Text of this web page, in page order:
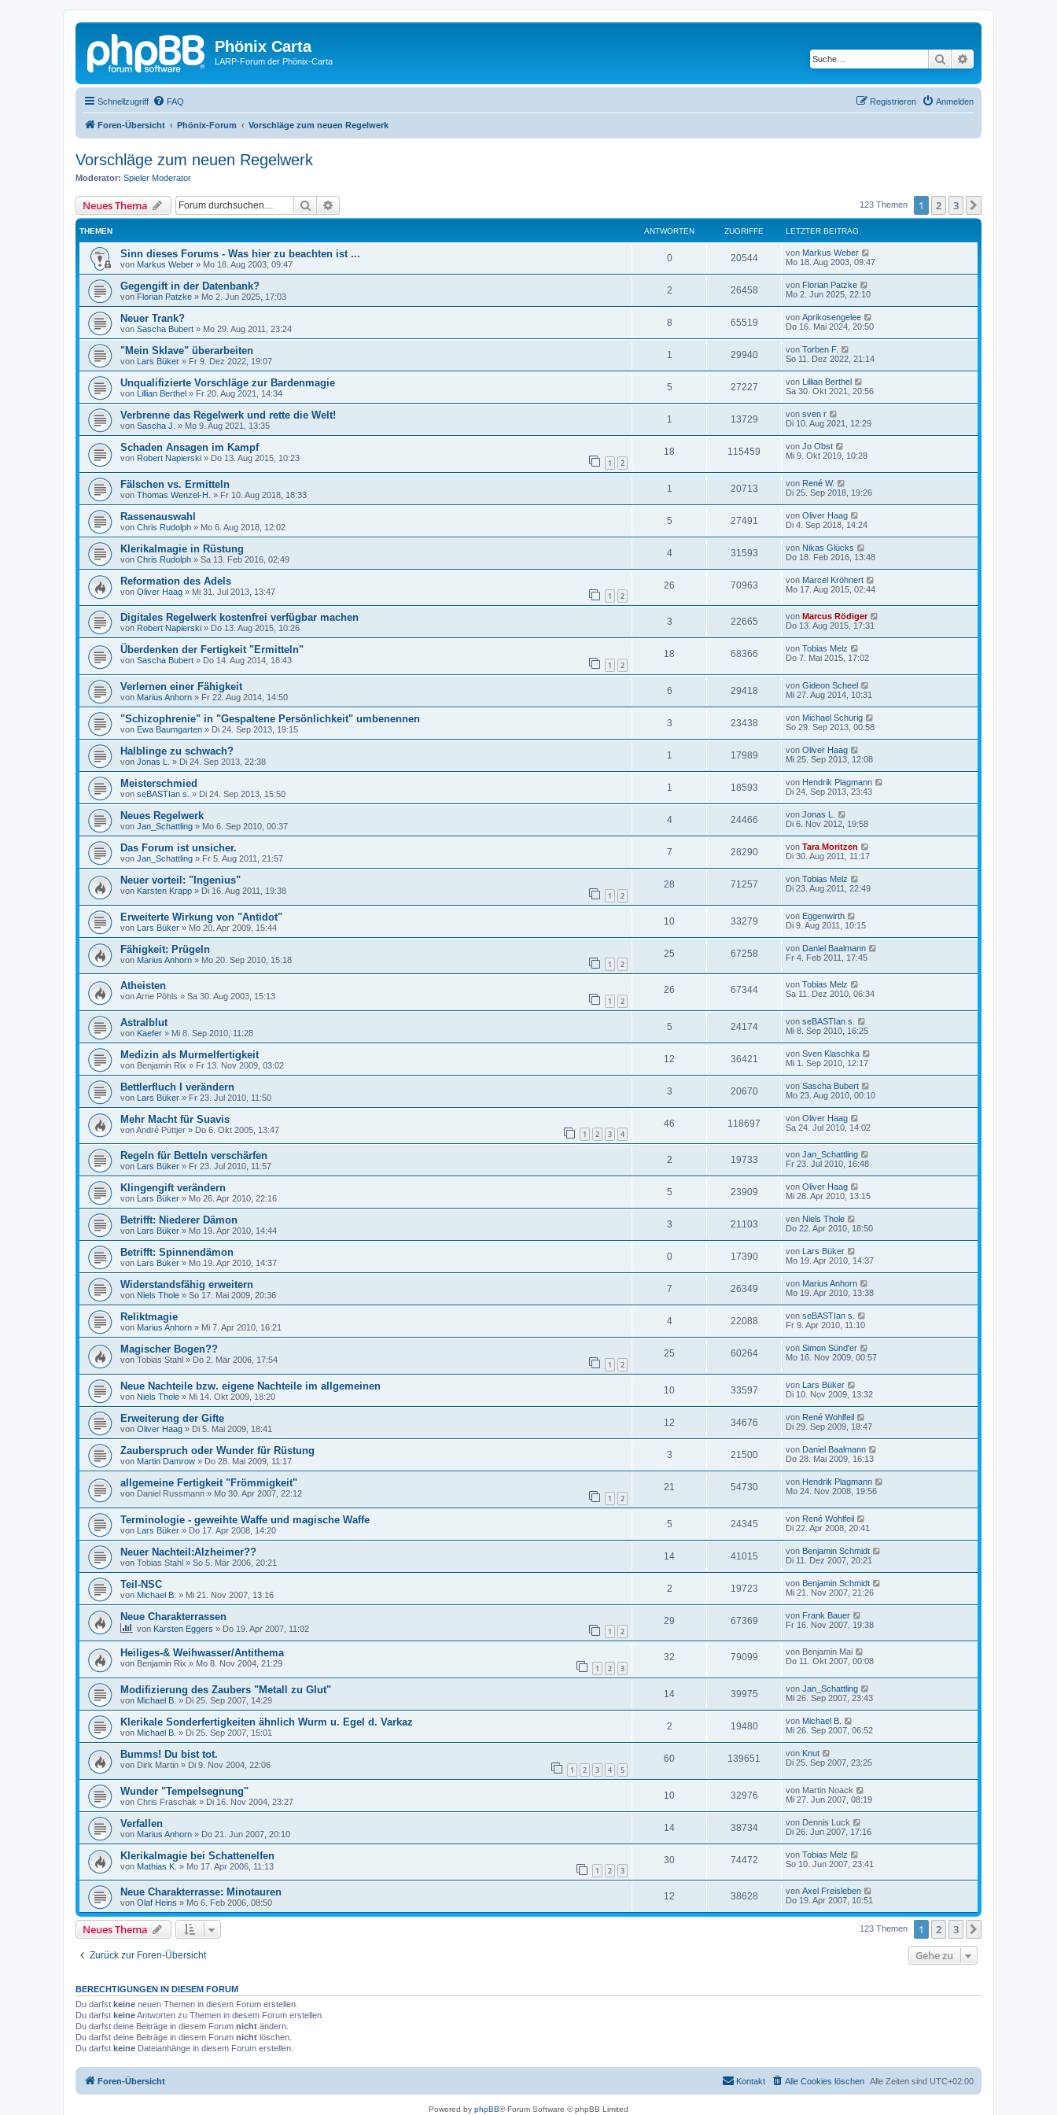
Phönix Carta
LARP-Forum der Phönix-Carta Suche
Schnellzugriff FAQ Anmelden
Registrieren
Foren-Übersicht Phönix-Forum Vorschläge zum neuen Regelwerk
Vorschläge zum neuen Regelwerk
Moderator: Spieler Moderator
Neues Thema Suche 123 Themen 1 2 3
THEMEN ANTWORTEN ZUGRIFFE LETZTER BEITRAG
Sinn dieses Forums - Was hier zu beachten ist ...
von Markus Weber » Mo 18. Aug 2003, 09:47
0 20544 von Markus Weber
Mo 18. Aug 2003, 09:47
Gegengift in der Datenbank?
von Florian Patzke » Mo 2. Jun 2025, 17:03
2 26458 von Florian Patzke
Mo 2. Jun 2025, 22:10
Neuer Trank?
von Sascha Bubert » Mo 29. Aug 2011, 23:24
8 65519 von Aprikosengelee
Do 16. Mai 2024, 20:50
"Mein Sklave" überarbeiten
von Lars Büker » Fr 9. Dez 2022, 19:07
1 29940 von Torben F.
So 11. Dez 2022, 21:14
Unqualifizierte Vorschläge zur Bardenmagie
von Lillian Berthel » Fr 20. Aug 2021, 14:34
5 27227 von Lillian Berthel
Sa 30. Okt 2021, 20:56
Verbrenne das Regelwerk und rette die Welt!
von Sascha J. » Mo 9. Aug 2021, 13:35
1 13729 von sven r
Di 10. Aug 2021, 12:29
Schaden Ansagen im Kampf
von Robert Napierski » Do 13. Aug 2015, 10:23 1 2
18 115459 von Jo Obst
Mi 9. Okt 2019, 10:28
Fälschen vs. Ermitteln
von Thomas Wenzel-H. » Fr 10. Aug 2018, 18:33
1 20713 von René W.
Di 25. Sep 2018, 19:26
Rassenauswahl
von Chris Rudolph » Mo 6. Aug 2018, 12:02
5 27491 von Oliver Haag
Di 4. Sep 2018, 14:24
Klerikalmagie in Rüstung
von Chris Rudolph » Sa 13. Feb 2016, 02:49
4 31593 von Nikas Glücks
Do 18. Feb 2016, 13:48
Reformation des Adels
von Oliver Haag » Mi 31. Jul 2013, 13:47 1 2
26 70963 von Marcel Kröhnert
Mo 17. Aug 2015, 02:44
Digitales Regelwerk kostenfrei verfügbar machen
von Robert Napierski » Do 13. Aug 2015, 10:26
3 22665 von Marcus Rödiger
Do 13. Aug 2015, 17:31
Überdenken der Fertigkeit "Ermitteln"
von Sascha Bubert » Do 14. Aug 2014, 18:43 1 2
18 68366 von Tobias Melz
Do 7. Mai 2015, 17:02
Verlernen einer Fähigkeit
von Marius Anhorn » Fr 22. Aug 2014, 14:50
6 29418 von Gideon Scheel
Mi 27. Aug 2014, 10:31
"Schizophrenie" in "Gespaltene Persönlichkeit" umbenennen
von Ewa Baumgarten » Di 24. Sep 2013, 19:15
3 23438 von Michael Schurig
So 29. Sep 2013, 00:58
Halblinge zu schwach?
von Jonas L. » Di 24. Sep 2013, 22:38
1 17989 von Oliver Haag
Mi 25. Sep 2013, 12:08
Meisterschmied
von seBASTIan s. » Di 24. Sep 2013, 15:50
1 18593 von Hendrik Plagmann
Di 24. Sep 2013, 23:43
Neues Regelwerk
von Jan_Schattling » Mo 6. Sep 2010, 00:37
4 24466 von Jonas L.
Di 6. Nov 2012, 19:58
Das Forum ist unsicher.
von Jan_Schattling » Fr 5. Aug 2011, 21:57
7 28290 von Tara Moritzen
Di 30. Aug 2011, 11:17
Neuer vorteil: "Ingenius"
von Karsten Krapp » Di 16. Aug 2011, 19:38 1 2
28 71257 von Tobias Melz
Di 23. Aug 2011, 22:49
Erweiterte Wirkung von "Antidot"
von Lars Büker » Mo 20. Apr 2009, 15:44
10 33279 von Eggenwirth
Di 9. Aug 2011, 10:15
Fähigkeit: Prügeln
von Marius Anhorn » Mo 20. Sep 2010, 15:18 1 2
25 67258 von Daniel Baalmann
Fr 4. Feb 2011, 17:45
Atheisten
vonArne Pöhls » Sa 30. Aug 2003, 15:13 1 2
26 67344 von Tobias Melz
Sa 11. Dez 2010, 06:34
Astralblut
von Kaefer » Mi 8. Sep 2010, 11:28
5 24174 von seBASTIan s.
Mi 8. Sep 2010, 16:25
Medizin als Murmelfertigkeit
von Benjamin Rix » Fr 13. Nov 2009, 03:02
12 36421 von Sven Klaschka
Mi 1. Sep 2010, 12:17
Bettlerfluch I verändern
von Lars Büker » Fr 23. Jul 2010, 11:50
3 20670 von Sascha Bubert
Mo 23. Aug 2010, 00:10
Mehr Macht für Suavis
vonAndré Püttjer » Do 6. Okt 2005, 13:47 1 2 3 4
46 118697 von Oliver Haag
Sa 24. Jul 2010, 14:02
Regeln für Betteln verschärfen
von Lars Büker » Fr 23. Jul 2010, 11:57
2 19733 von Jan_Schattling
Fr 23. Jul 2010, 16:48
Klingengift verändern
von Lars Büker » Mo 26. Apr 2010, 22:16
5 23909 von Oliver Haag
Mi 28. Apr 2010, 13:15
Betrifft: Niederer Dämon
von Lars Büker » Mo 19. Apr 2010, 14:44
3 21103 von Niels Thole
Do 22. Apr 2010, 18:50
Betrifft: Spinnendämon
von Lars Büker » Mo 19. Apr 2010, 14:37
0 17390 von Lars Büker
Mo 19. Apr 2010, 14:37
Widerstandsfähig erweitern
von Niels Thole » So 17. Mai 2009, 20:36
7 26349 von Marius Anhorn
Mo 19. Apr 2010, 13:38
Reliktmagie
von Marius Anhorn » Mi 7. Apr 2010, 16:21
4 22088 von seBASTIan s.
Fr 9. Apr 2010, 11:10
Magischer Bogen??
von Tobias Stahl » Do 2. Mär 2006, 17:54 1 2
25 60264 von Simon Sünd'er
Mo 16. Nov 2009, 00:57
Neue Nachteile bzw. eigene Nachteile im allgemeinen
von Niels Thole » Mi 14. Okt 2009, 18:20
10 33597 von Lars Büker
Di 10. Nov 2009, 13:32
Erweiterung der Gifte
von Oliver Haag » Di 5. Mai 2009, 18:41
12 34676 von René Wohlfeil
Di 29. Sep 2009, 18:47
Zauberspruch oder Wunder für Rüstung
von Martin Damrow » Do 28. Mai 2009, 11:17
3 21500 von Daniel Baalmann
Do 28. Mai 2009, 16:13
allgemeine Fertigkeit "Frömmigkeit"
von Daniel Russmann » Mo 30. Apr 2007, 22:12 1 2
21 54730 von Hendrik Plagmann
Mo 24. Nov 2008, 19:56
Terminologie - geweihte Waffe und magische Waffe
von Lars Büker » Do 17. Apr 2008, 14:20
5 24345 von René Wohlfeil
Di 22. Apr 2008, 20:41
Neuer Nachteil:Alzheimer??
von Tobias Stahl » So 5. Mär 2006, 20:21
14 41015 von Benjamin Schmidt
Di 11. Dez 2007, 20:21
Teil-NSC
von Michael B. » Mi 21. Nov 2007, 13:16
2 19723 von Benjamin Schmidt
Mi 21. Nov 2007, 21:26
Neue Charakterrassen
von Karsten Eggers » Do 19. Apr 2007, 11:02 1 2
29 67369 von Frank Bauer
Fr 16. Nov 2007, 19:38
Heiliges-& Weihwasser/Antithema
von Benjamin Rix » Mo 8. Nov 2004, 21:29 1 2 3
32 79099 von Benjamin Mai
Do 11. Okt 2007, 00:08
Modifizierung des Zaubers "Metall zu Glut"
von Michael B. » Di 25. Sep 2007, 14:29
14 39975 von Jan_Schattling
Mi 26. Sep 2007, 23:43
Klerikale Sonderfertigkeiten ähnlich Wurm u. Egel d. Varkaz
von Michael B. » Di 25. Sep 2007, 15:01
2 19480 von Michael B.
Mi 26. Sep 2007, 06:52
Bumms! Du bist tot.
von Dirk Martin » Di 9. Nov 2004, 22:06 1 2 3 4 5
60 139651 von Knut
Di 25. Sep 2007, 23:25
Wunder "Tempelsegnung"
von Chris Fraschak » Di 16. Nov 2004, 23:27
10 32976 von Martin Noack
Mi 27. Jun 2007, 08:19
Verfallen
von Marius Anhorn » Do 21. Jun 2007, 20:10
14 38734 von Dennis Luck
Di 26. Jun 2007, 17:16
Klerikalmagie bei Schattenelfen
von Mathias K. » Mo 17. Apr 2006, 11:13 1 2 3
30 74472 von Tobias Melz
So 10. Jun 2007, 23:41
Neue Charakterrasse: Minotauren
von Olaf Heins » Mo 6. Feb 2006, 08:50
12 38628 von Axel Freisleben
Do 19. Apr 2007, 10:51
Neues Thema 123 Themen 1 2 3
Zurück zur Foren-Übersicht Gehe zu
BERECHTIGUNGEN IN DIESEM FORUM
Du darfst keine neuen Themen in diesem Forum erstellen.
Du darfst keineAntworten zu Themen in diesem Forum erstellen.
Du darfst deine Beiträge in diesem Forum nicht ändern.
Du darfst deine Beiträge in diesem Forum nicht löschen.
Du darfst keine Dateianhänge in diesem Forum erstellen.
Foren-Übersicht Alle Zeiten sind UTC+02:00
Alle Cookies löschen
Kontakt
Powered by phpBB® Forum Software © phpBB Limited